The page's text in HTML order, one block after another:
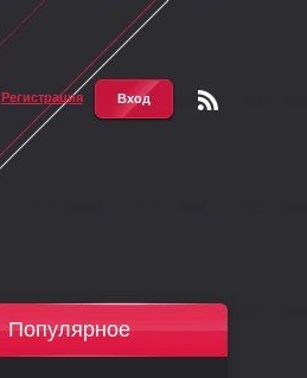
Регистрация Вход
Популярное